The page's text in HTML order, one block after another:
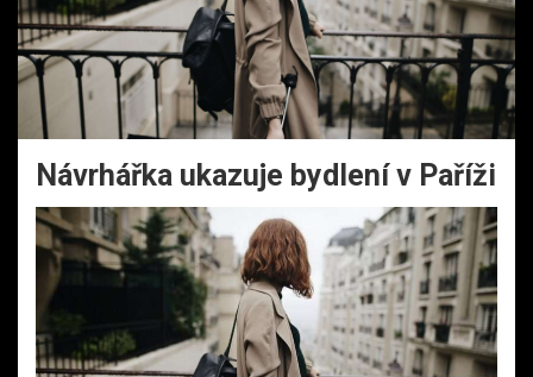
Návrhářka ukazuje bydlení v Paříži